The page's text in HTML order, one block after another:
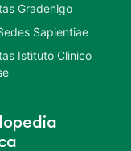
Gradenigo
Sapientiae
Istituto Clinico